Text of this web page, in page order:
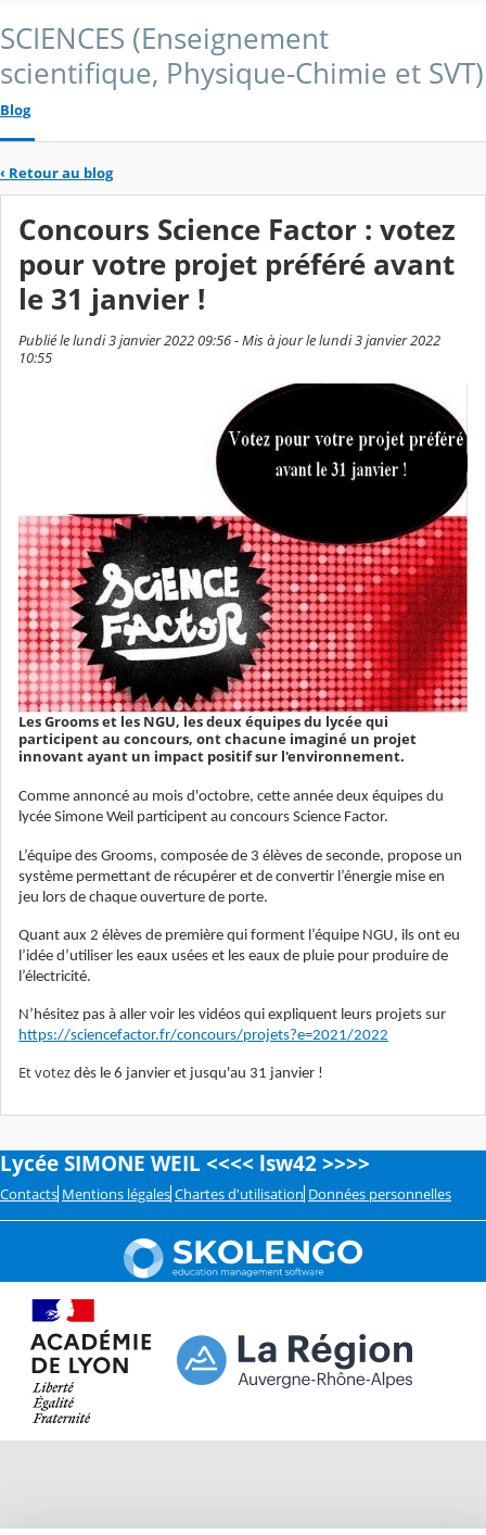
SCIENCES (Enseignement
scientifique, Physique-Chimie et SVT)
Blog
‹ Retour au blog
Concours Science Factor : votez
pour votre projet préféré avant
le 31 janvier !
Publié le lundi 3 janvier 2022 09:56 - Mis à jour le lundi 3 janvier 2022
10:55
Les Grooms et les NGU, les deux équipes du lycée qui
participent au concours, ont chacune imaginé un projet
innovant ayant un impact positif sur l'environnement.
Comme annoncé au mois d'octobre, cette année deux équipes du
lycée Simone Weil participent au concours Science Factor.
L’équipe des Grooms, composée de 3 élèves de seconde, propose un
système permettant de récupérer et de convertir l’énergie mise en
jeu lors de chaque ouverture de porte.
Quant aux 2 élèves de première qui forment l’équipe NGU, ils ont eu
l’idée d’utiliser les eaux usées et les eaux de pluie pour produire de
l’électricité.
N’hésitez pas à aller voir les vidéos qui expliquent leurs projets sur
https://sciencefactor.fr/concours/projets?e=2021/2022
Et votez dès le 6 janvier et jusqu'au 31 janvier !
Lycée SIMONE WEIL <<<< lsw42 >>>>
Contacts Mentions légales Chartes d'utilisation Données personnelles